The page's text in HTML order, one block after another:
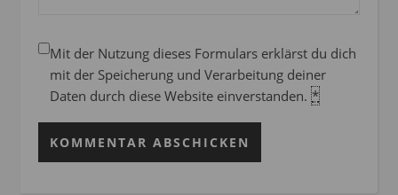
Mit der Nutzung dieses Formulars erklärst du dich
mit der Speicherung und Verarbeitung deiner
Daten durch diese Website einverstanden. *